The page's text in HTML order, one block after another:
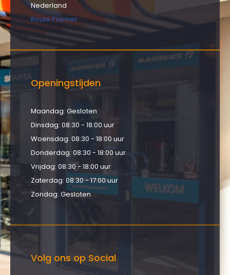
Nederland
Route Planner
Openingstijden
Maandag: Gesloten
Dinsdag: 08:30 - 18:00 uur
Woensdag: 08:30 - 18:00 uur
Donderdag: 08:30 - 18:00 uur
Vrijdag: 08:30 - 18:00 uur
Zaterdag: 08:30 - 17:00 uur
Zondag: Gesloten
Volg ons op Social